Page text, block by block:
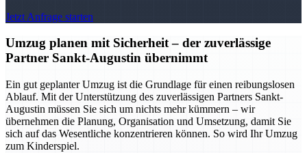
Jetzt Anfrage starten
Umzug planen mit Sicherheit – der zuverlässige
Partner Sankt-Augustin übernimmt
Ein gut geplanter Umzug ist die Grundlage für einen reibungslosen
Ablauf. Mit der Unterstützung des zuverlässigen Partners Sankt-
Augustin müssen Sie sich um nichts mehr kümmern – wir
übernehmen die Planung, Organisation und Umsetzung, damit Sie
sich auf das Wesentliche konzentrieren können. So wird Ihr Umzug
zum Kinderspiel.